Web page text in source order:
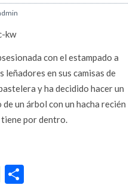
kw
con el estampado a
leñadores en sus camisas de
y ha decidido hacer un
un árbol con un hacha recién
tiene por dentro.
WhatsApp